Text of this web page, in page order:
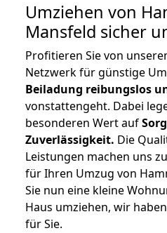
Umziehen von
Mansfeld sicher
Profitieren Sie von
Netzwerk für günstige
Beiladung reibungslos
vonstattengeht. Dabei
besonderen Wert auf
Zuverlässigkeit. Die
Leistungen machen uns
für Ihren Umzug von
Sie nun eine kleine
Haus umziehen, wir
für Sie.